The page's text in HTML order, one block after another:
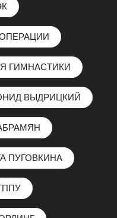
ГИМНАСТИКИ
ВЫДРИЦКИЙ
ПУГОВКИНА